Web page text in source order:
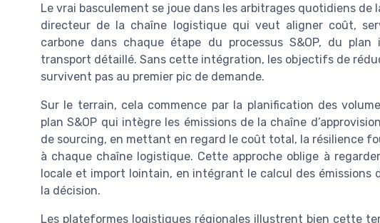
Le vrai basculement se joue dans les arbitrages quotidiens de
directeur de la chaîne logistique qui veut aligner coût,
carbone dans chaque étape du processus S&OP, du
transport détaillé. Sans cette intégration, les objectifs de
survivent pas au premier pic de demande.
Sur le terrain, cela commence par la planification des
plan S&OP qui intègre les émissions de la chaîne
de sourcing, en mettant en regard le coût total, la résilience
à chaque chaîne logistique. Cette approche oblige à
locale et import lointain, en intégrant le calcul des
la décision.
Les plateformes logistiques régionales illustrent bien cette